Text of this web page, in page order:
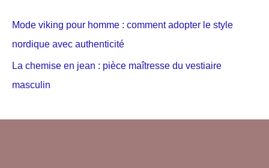
Mode viking pour homme : comment adopter le style
nordique avec authenticité
La chemise en jean : pièce maîtresse du vestiaire
masculin